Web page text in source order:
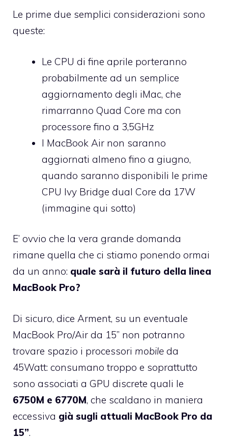
Le prime due semplici considerazioni sono
queste:
Le CPU di fine aprile porteranno
probabilmente ad un semplice
aggiornamento degli iMac, che
rimarranno Quad Core ma con
processore fino a 3,5GHz
I MacBook Air non saranno
aggiornati almeno fino a giugno,
quando saranno disponibili le prime
CPU Ivy Bridge dual Core da 17W
(immagine qui sotto)
E’ ovvio che la vera grande domanda
rimane quella che ci stiamo ponendo ormai
da un anno: quale sarà il futuro della linea
MacBook Pro?
Di sicuro, dice Arment, su un eventuale
MacBook Pro/Air da 15” non potranno
trovare spazio i processori mobile da
45Watt: consumano troppo e soprattutto
sono associati a GPU discrete quali le
6750M e 6770M, che scaldano in maniera
eccessiva già sugli attuali MacBook Pro da
15”.